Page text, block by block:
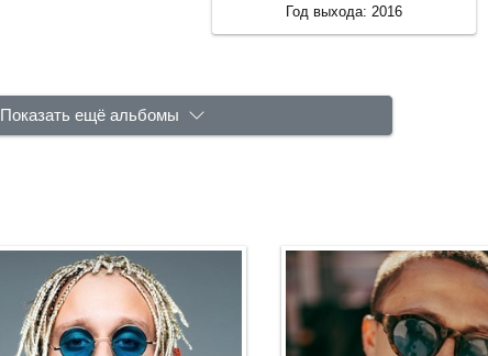
Год выхода: 2016
Показать ещё альбомы